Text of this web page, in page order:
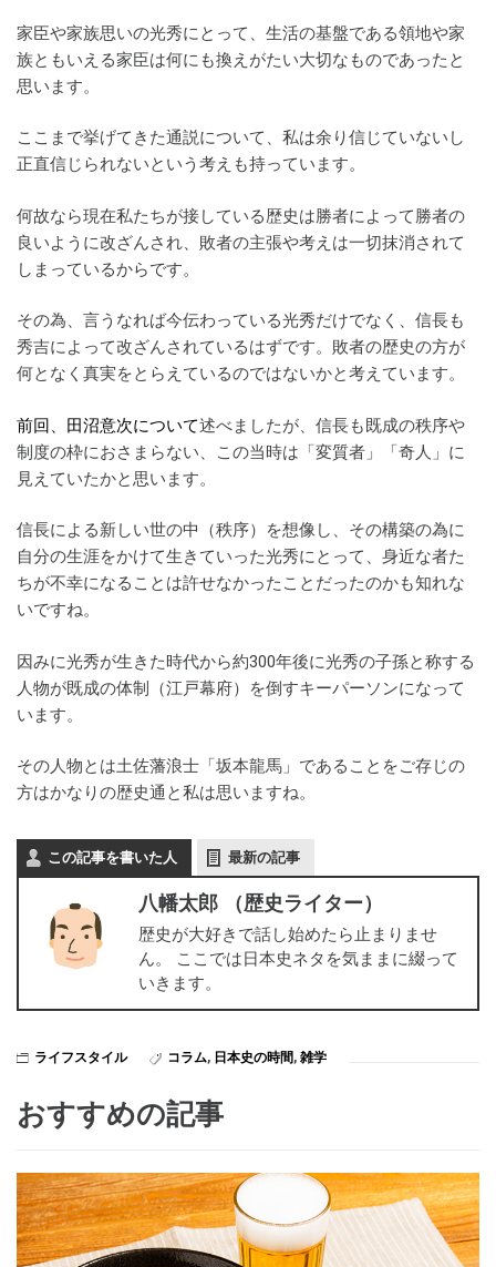
家臣や家族思いの光秀にとって、生活の基盤である領地や家
族ともいえる家臣は何にも換えがたい大切なものであったと
思います。
ここまで挙げてきた通説について、私は余り信じていないし
正直信じられないという考えも持っています。
何故なら現在私たちが接している歴史は勝者によって勝者の
良いように改ざんされ、敗者の主張や考えは一切抹消されて
しまっているからです。
その為、言うなれば今伝わっている光秀だけでなく、信長も
秀吉によって改ざんされているはずです。敗者の歴史の方が
何となく真実をとらえているのではないかと考えています。
前回、田沼意次について述べましたが、信長も既成の秩序や
制度の枠におさまらない、この当時は「変質者」「奇人」に
見えていたかと思います。
信長による新しい世の中（秩序）を想像し、その構築の為に
自分の生涯をかけて生きていった光秀にとって、身近な者た
ちが不幸になることは許せなかったことだったのかも知れな
いですね。
因みに光秀が生きた時代から約300年後に光秀の子孫と称する
人物が既成の体制（江戸幕府）を倒すキーパーソンになって
います。
その人物とは土佐藩浪士「坂本龍馬」であることをご存じの
方はかなりの歴史通と私は思いますね。
この記事を書いた人 最新の記事
八幡太郎 （歴史ライター）
歴史が大好きで話し始めたら止まりませ
ん。 ここでは日本史ネタを気ままに綴って
いきます。
ライフスタイル コラム, 日本史の時間, 雑学
おすすめの記事